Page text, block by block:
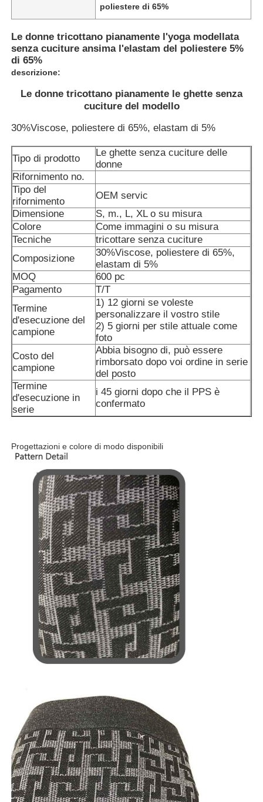
Casa
Prodotti
Circa noi
Giro della fabbrica
Contattici
notizie
Richieda una citazione
Le ghette senza cuciture delle donne
Il vello delle donne ha allineato le ghette
Ghette dell'elastam delle donne
Ghette Colourful di yoga
Istruttore Socks di sport
I calzini operati delle donne
Calzini morbidi e comodi
Cappelli di paglia estivi da donna
poliestere di 65%
Le donne tricottano pianamente l'yoga modellata
senza cuciture ansima l'elastam del poliestere 5%
di 65%
descrizione:
Le donne tricottano pianamente le ghette senza
cuciture del modello
30%Viscose, poliestere di 65%, elastam di 5%
Tipo di prodotto
Le ghette senza cuciture delle
donne
Rifornimento no.
Tipo del
rifornimento
OEM servic
Dimensione
S, m., L, XL o su misura
Colore
Come immagini o su misura
Tecniche
tricottare senza cuciture
Composizione
30%Viscose, poliestere di 65%,
elastam di 5%
MOQ
600 pc
Pagamento
T/T
Termine
d'esecuzione del
campione
1) 12 giorni se voleste
personalizzare il vostro stile
2) 5 giorni per stile attuale come
foto
Costo del
campione
Abbia bisogno di, può essere
rimborsato dopo voi ordine in serie
del posto
Termine
d'esecuzione in
serie
i 45 giorni dopo che il PPS è
confermato
Progettazioni e colore di modo disponibili